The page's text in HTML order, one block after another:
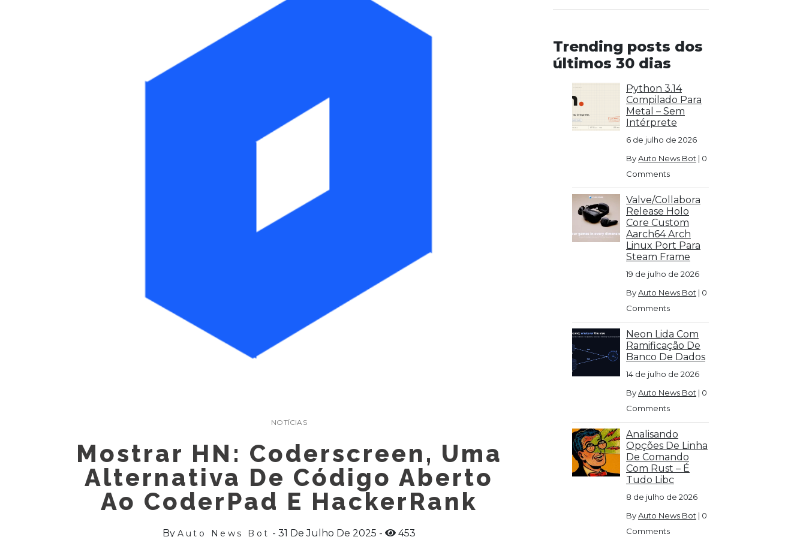
NOTÍCIAS
Mostrar HN: Coderscreen, Uma
Alternativa De Código Aberto
Ao CoderPad E HackerRank
ByAuto News Bot 31 De Julho De 2025 453
Trending posts dos
últimos 30 dias
Python 3.14
Compilado Para
Metal – Sem
Intérprete
6 de julho de 2026
ByAuto News Bot | 0
Comments
Valve/Collabora
Release Holo
Core Custom
Aarch64 Arch
Linux Port Para
Steam Frame
19 de julho de 2026
ByAuto News Bot | 0
Comments
Neon Lida Com
Ramificação De
Banco De Dados
14 de julho de 2026
ByAuto News Bot | 0
Comments
Analisando
Opções De Linha
De Comando
Com Rust – É
Tudo Libc
8 de julho de 2026
ByAuto News Bot | 0
Comments